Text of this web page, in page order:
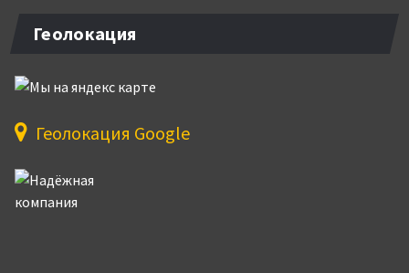
Геолокация
Геолокация Google